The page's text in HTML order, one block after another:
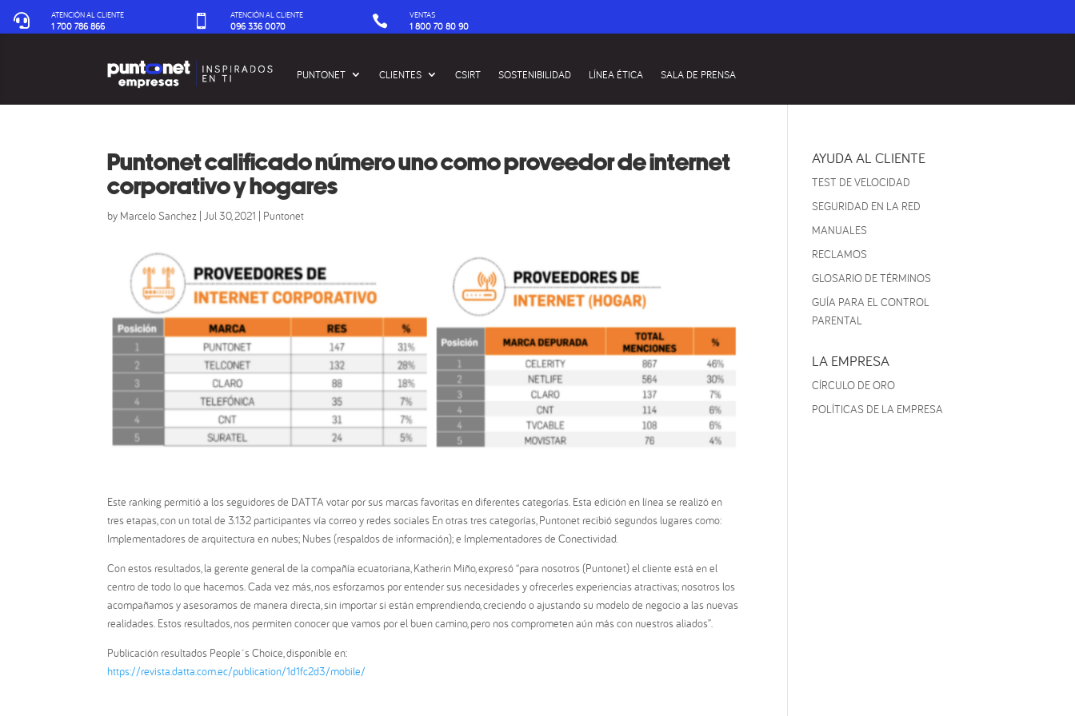
 ATENCIÓN AL CLIENTE
1 700 786 866  ATENCIÓN AL CLIENTE
096 336 0070‬  VENTAS
1 800 70 80 90
PUNTONET CLIENTES CSIRT SOSTENIBILIDAD LÍNEA ÉTICA SALA DE PRENSA
Puntonet calificado número uno como proveedor de internet
corporativo y hogares
by Marcelo Sanchez |Jul 30, 2021 | Puntonet
Este ranking permitió a los seguidores de DATTA votar por sus marcas favoritas en diferentes categorías. Esta edición en línea se realizó en
tres etapas, con un total de 3.132 participantes vía correo y redes sociales En otras tres categorías, Puntonet recibió segundos lugares como:
Implementadores de arquitectura en nubes; Nubes (respaldos de información); e Implementadores de Conectividad.
Con estos resultados, la gerente general de la compañía ecuatoriana, Katherin Miño, expresó “para nosotros (Puntonet) el cliente está en el
centro de todo lo que hacemos. Cada vez más, nos esforzamos por entender sus necesidades y ofrecerles experiencias atractivas; nosotros los
acompañamos y asesoramos de manera directa, sin importar si están emprendiendo, creciendo o ajustando su modelo de negocio a las nuevas
realidades. Estos resultados, nos permiten conocer que vamos por el buen camino, pero nos comprometen aún más con nuestros aliados”.
Publicación resultados People´s Choice, disponible en:
https://revista.datta.com.ec/publication/1d1fc2d3/mobile/
AYUDA AL CLIENTE
TEST DE VELOCIDAD
SEGURIDAD EN LA RED
MANUALES
RECLAMOS
GLOSARIO DE TÉRMINOS
GUÍA PARA EL CONTROL
PARENTAL
LA EMPRESA
CÍRCULO DE ORO
POLÍTICAS DE LA EMPRESA